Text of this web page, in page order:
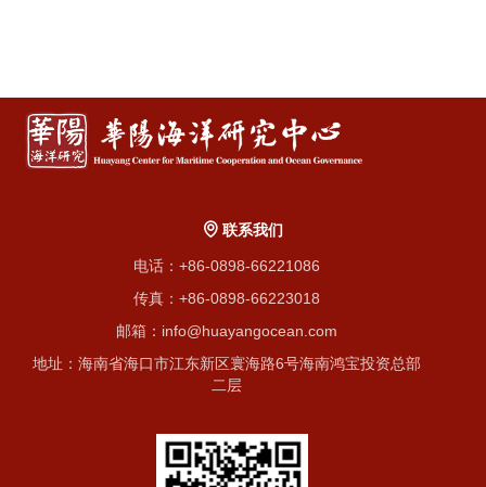
联系我们
电话：+86-0898-66221086
传真：+86-0898-66223018
邮箱：info@huayangocean.com
地址：海南省海口市江东新区寰海路6号海南鸿宝投资总部
二层